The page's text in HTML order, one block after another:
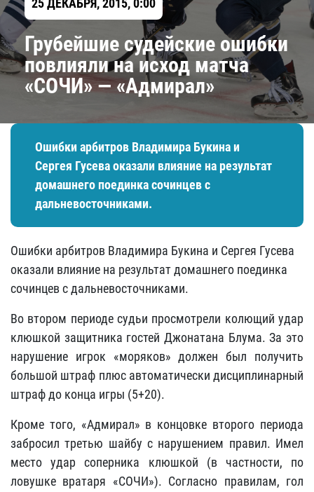
25 ДЕКАБРЯ, 2015, 0:00
Грубейшие судейские ошибки
повлияли на исход матча
«СОЧИ» — «Адмирал»
​Ошибки арбитров Владимира Букина и
Сергея Гусева оказали влияние на результат
домашнего поединка сочинцев с
дальневосточниками.
​Ошибки арбитров Владимира Букина и Сергея Гусева
оказали влияние на результат домашнего поединка
сочинцев с дальневосточниками.
Во втором периоде судьи просмотрели колющий удар
клюшкой защитника гостей Джонатана Блума. За это
нарушение игрок «моряков» должен был получить
большой штраф плюс автоматически дисциплинарный
штраф до конца игры (5+20).
Кроме того, «Адмирал» в концовке второго периода
забросил третью шайбу с нарушением правил. Имел
место удар соперника клюшкой (в частности, по
ловушке вратаря «СОЧИ»). Согласно правилам, гол